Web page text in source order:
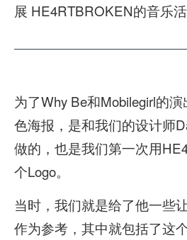
展 HE4RTBROKEN的音乐活
为了Why Be和Mobilegirl的
色海报，是和我们的设计师
做的，也是我们第一次用
个Logo。
当时，我们就是给了他一些
作为参考，其中就包括了这